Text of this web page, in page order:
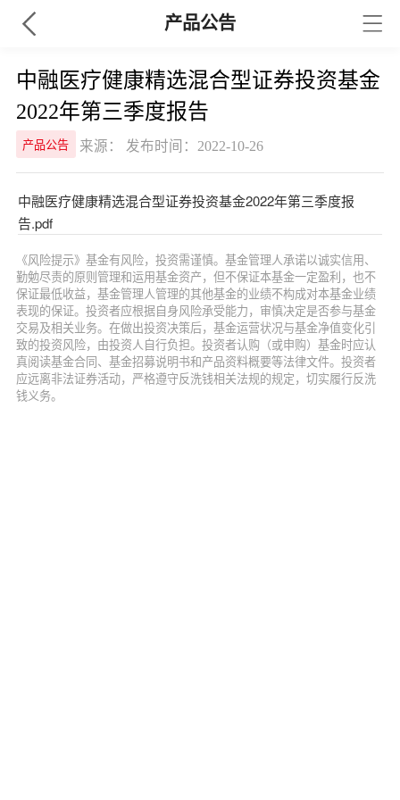
产品公告
中融医疗健康精选混合型证券投资基金
2022年第三季度报告
产品公告 来源： 发布时间：2022-10-26
中融医疗健康精选混合型证券投资基金2022年第三季度报
告.pdf
《风险提示》基金有风险，投资需谨慎。基金管理人承诺以诚实信用、
勤勉尽责的原则管理和运用基金资产，但不保证本基金一定盈利，也不
保证最低收益，基金管理人管理的其他基金的业绩不构成对本基金业绩
表现的保证。投资者应根据自身风险承受能力，审慎决定是否参与基金
交易及相关业务。在做出投资决策后，基金运营状况与基金净值变化引
致的投资风险，由投资人自行负担。投资者认购（或申购）基金时应认
真阅读基金合同、基金招募说明书和产品资料概要等法律文件。投资者
应远离非法证券活动，严格遵守反洗钱相关法规的规定，切实履行反洗
钱义务。